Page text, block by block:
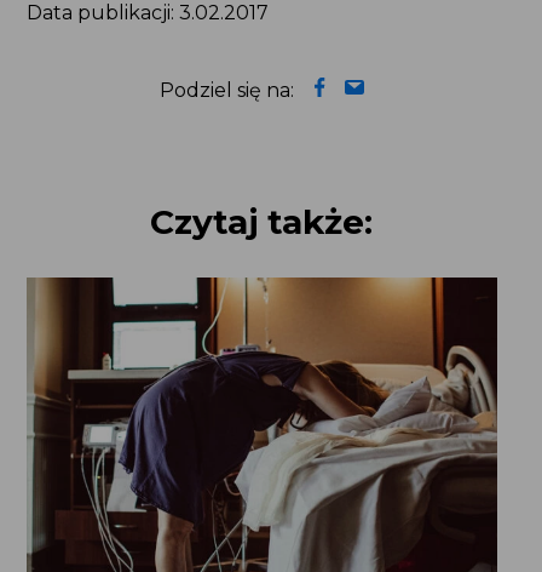
Data publikacji: 3.02.2017
Podziel się na:
Czytaj także: